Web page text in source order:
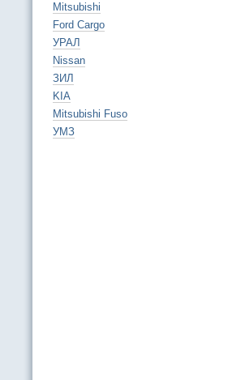
Mitsubishi
Ford Cargo
УРАЛ
Nissan
ЗИЛ
KIA
Mitsubishi Fuso
УМЗ